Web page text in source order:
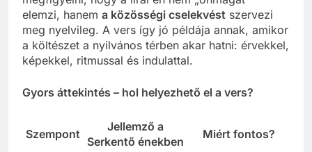
elemzi, hanem a közösségi cselekvést szervezi
meg nyelvileg. A vers így jó példája annak, amikor
a költészet a nyilvános térben akar hatni: érvekkel,
képekkel, ritmussal és indulattal.
Gyors áttekintés – hol helyezhető el a vers?
Szempont
Jellemző a
Serkentő énekben
Miért fontos?